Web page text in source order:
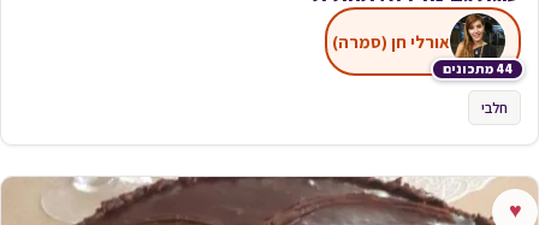
44 מתכונים
אורלי חן (סמרה)
חלבי
♥